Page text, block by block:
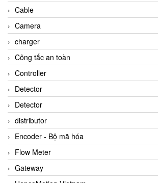
Cable
Camera
charger
Công tắc an toàn
Controller
Detector
Detector
distributor
Encoder - Bộ mã hóa
Flow Meter
Gateway